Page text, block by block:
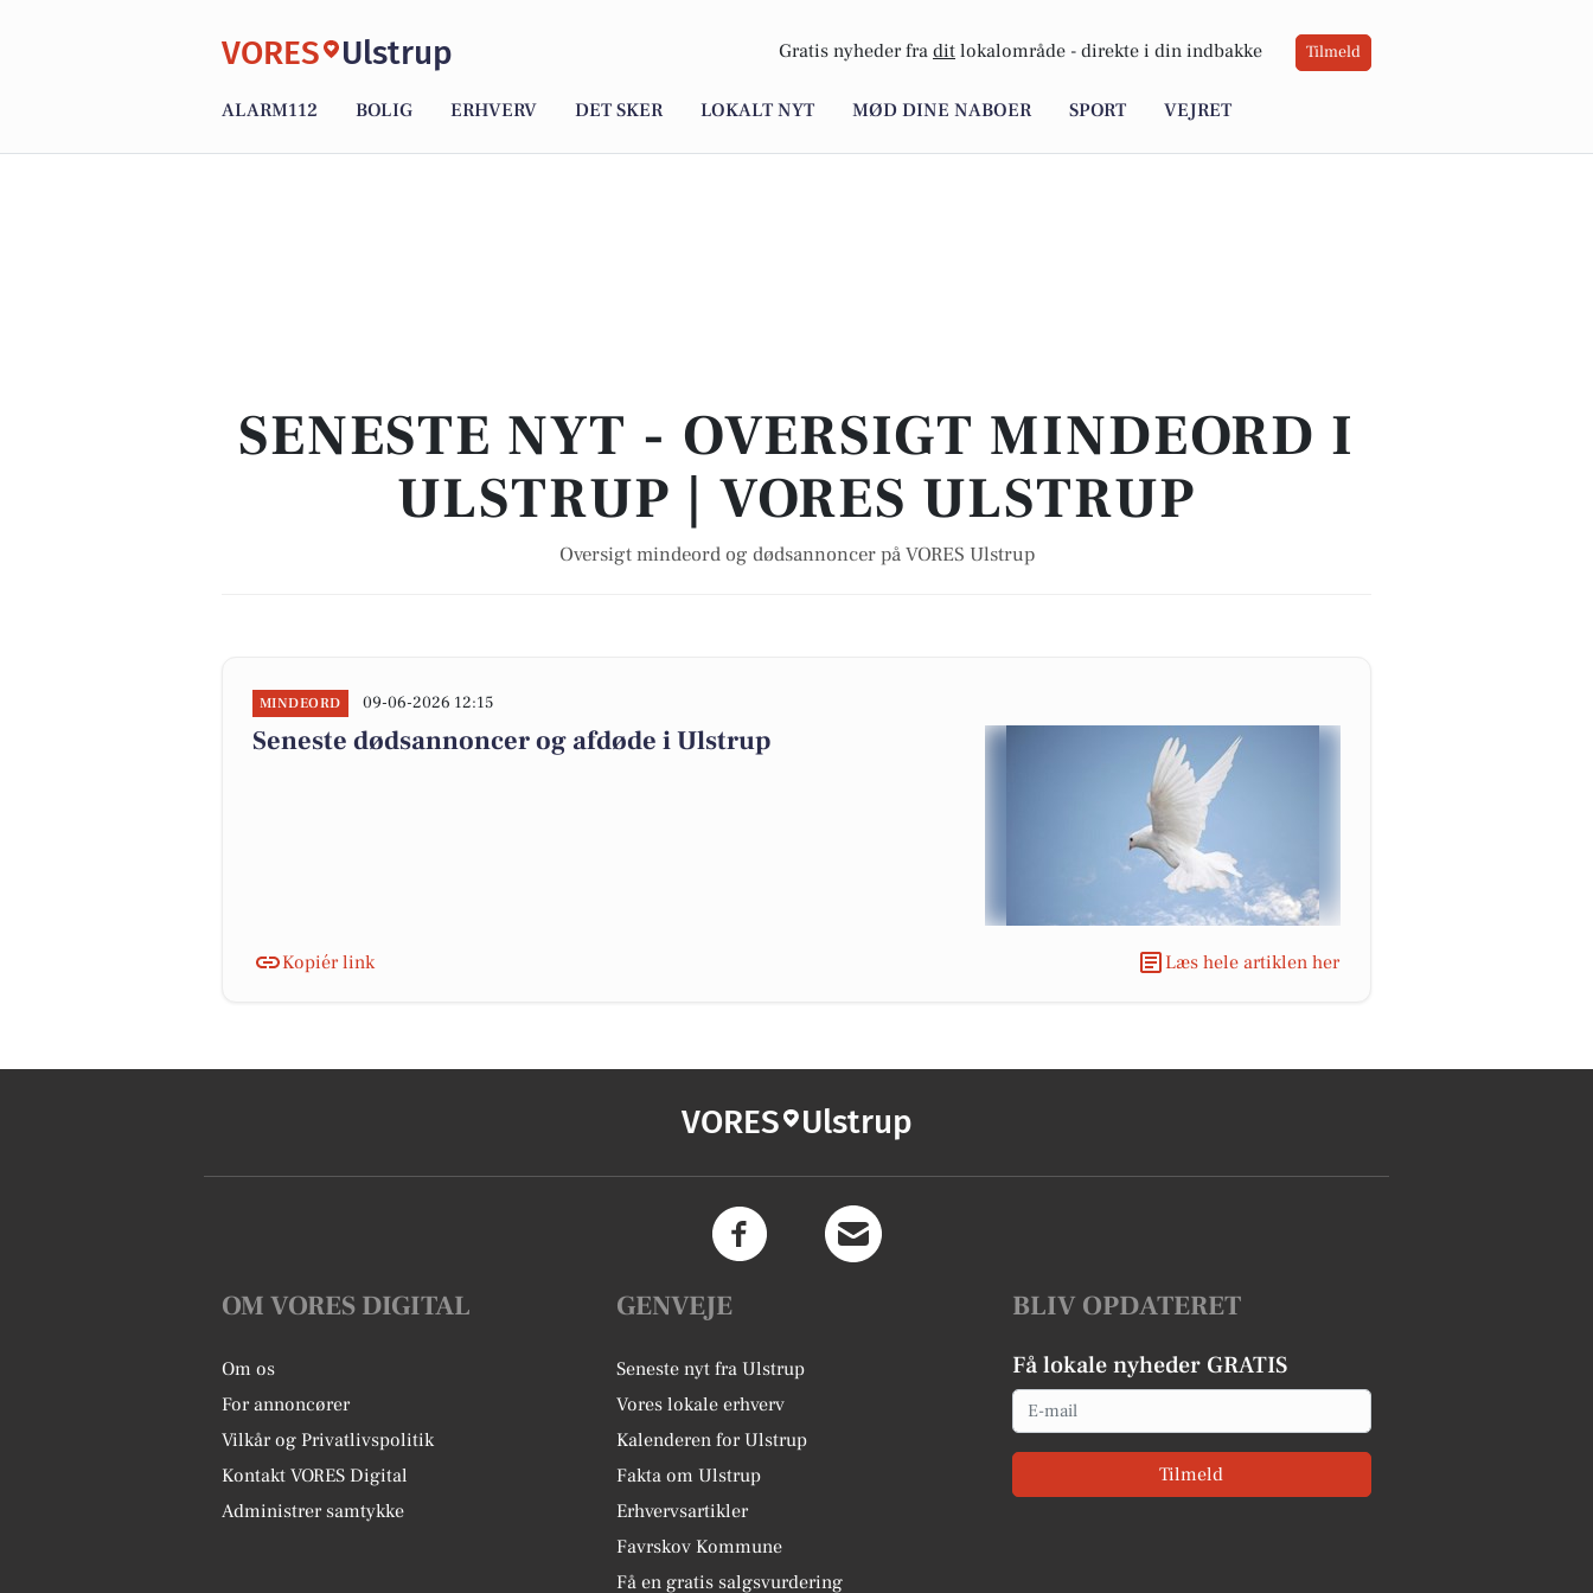
VORES Ulstrup Gratis nyheder fra dit lokalområde - direkte i din indbakke Tilmeld
ALARM112 BOLIG ERHVERV DET SKER LOKALT NYT MØD DINE NABOER SPORT VEJRET
SENESTE NYT - OVERSIGT MINDEORD I
ULSTRUP | VORES ULSTRUP
Oversigt mindeord og dødsannoncer på VORES Ulstrup
MINDEORD 09-06-2026 12:15
Seneste dødsannoncer og afdøde i Ulstrup
Kopiér link Læs hele artiklen her
VORES Ulstrup
OM VORES DIGITAL
Om os
For annoncører
Vilkår og Privatlivspolitik
Kontakt VORES Digital
Administrer samtykke
GENVEJE
Seneste nyt fra Ulstrup
Vores lokale erhverv
Kalenderen for Ulstrup
Fakta om Ulstrup
Erhvervsartikler
Favrskov Kommune
Få en gratis salgsvurdering
BLIV OPDATERET
Få lokale nyheder GRATIS
Email
Tilmeld